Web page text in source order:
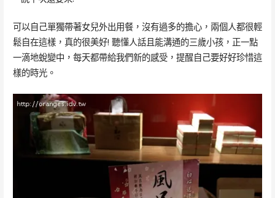
可以自己單獨帶著女兒外出用餐，沒有過多的擔心，兩個人都很輕
鬆自在這樣，真的很美好! 聽懂人話且能溝通的三歲小孩，正一點
一滴地蛻變中，每天都帶給我們新的感受，提醒自己要好好珍惜這
樣的時光。